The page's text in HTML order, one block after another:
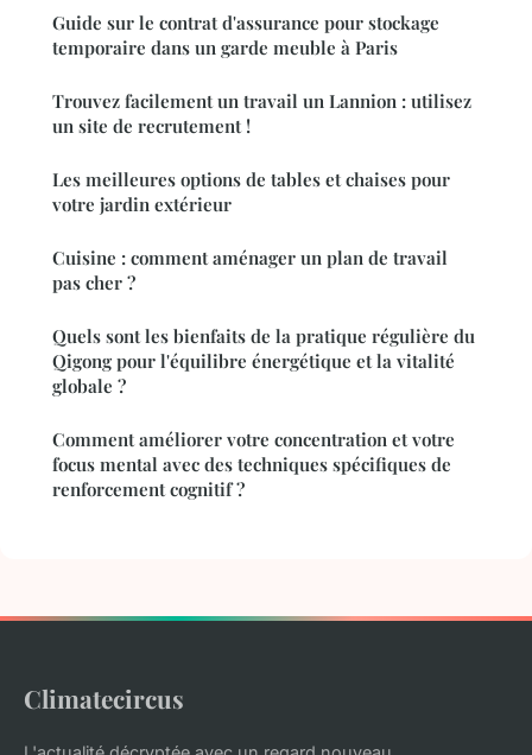
Guide sur le contrat d'assurance pour stockage
temporaire dans un garde meuble à Paris
Trouvez facilement un travail un Lannion : utilisez
un site de recrutement !
Les meilleures options de tables et chaises pour
votre jardin extérieur
Cuisine : comment aménager un plan de travail
pas cher ?
Quels sont les bienfaits de la pratique régulière du
Qigong pour l'équilibre énergétique et la vitalité
globale ?
Comment améliorer votre concentration et votre
focus mental avec des techniques spécifiques de
renforcement cognitif ?
Climatecircus